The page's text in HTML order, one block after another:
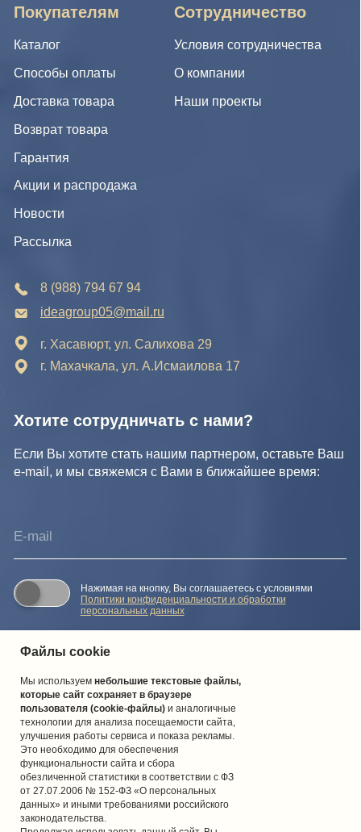
Файлы cookie
Мы используем небольшие текстовые файлы,
которые сайт сохраняет в браузере
пользователя (cookie-файлы) и аналогичные
технологии для анализа посещаемости сайта,
улучшения работы сервиса и показа рекламы.
Это необходимо для обеспечения
функциональности сайта и сбора
обезличенной статистики в соответствии с ФЗ
от 27.07.2006 № 152-ФЗ «О персональных
данных» и иными требованиями российского
законодательства.